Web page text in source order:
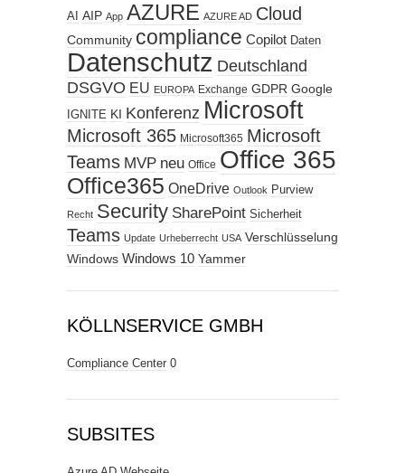
AI AIP App AZURE AZURE AD Cloud
Community compliance Copilot Daten
Datenschutz Deutschland
DSGVO EU EUROPA Exchange GDPR Google
IGNITE KI Konferenz Microsoft
Microsoft 365 Microsoft365 Microsoft
Teams MVP neu Office Office 365
Office365 OneDrive Outlook Purview
Recht Security SharePoint Sicherheit
Teams Update Urheberrecht USA Verschlüsselung
Windows Windows 10 Yammer
KÖLLNSERVICE GMBH
Compliance Center 0
SUBSITES